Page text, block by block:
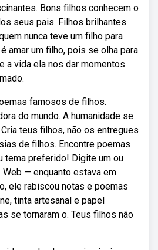
Bons filhos conhecem o
seus pais. Filhos brilhantes
nunca teve um filho para
amar um filho, pois se olha para
a vida ela nos dar momentos
famosos de filhos.
do mundo. A humanidade se
teus filhos, não os entregues
de filhos. Encontre poemas
tema preferido! Digite um ou
— enquanto estava em
ele rabiscou notas e poemas
tinta artesanal e papel
se tornaram o. Teus filhos não